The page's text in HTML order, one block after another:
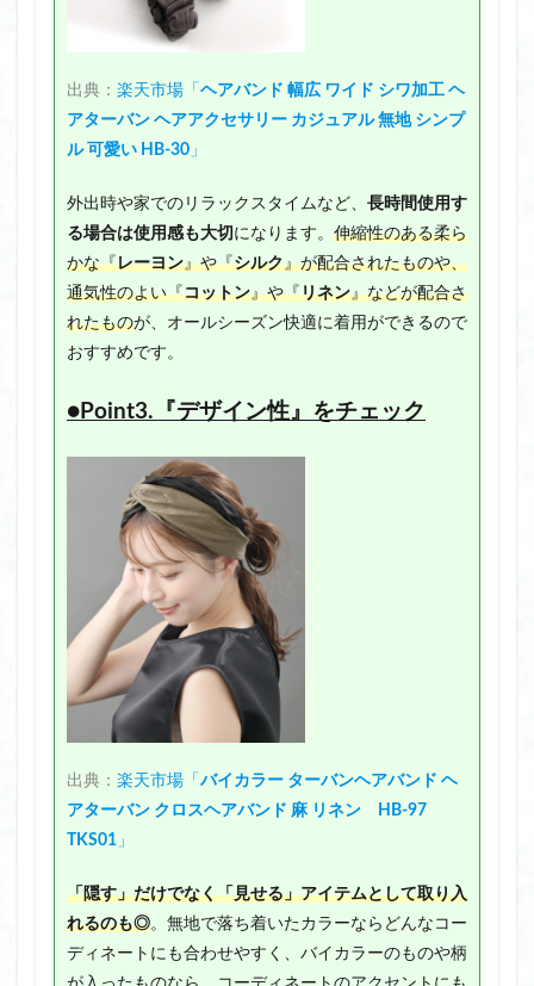
出典： 楽天市場「 ヘアバンド 幅広 ワイド シワ加工 ヘ
アターバン ヘアアクセサリー カジュアル 無地 シンプ
ル 可愛い HB-30 」
外出時や家でのリラックスタイムなど、 長時間使用す
る場合は使用感も大切 になります。 伸縮性のある柔ら
かな『レーヨン』や『シルク』が配合されたものや、
通気性のよい『コットン』や『リネン』などが配合さ
れたものが、オールシーズン快適に着用ができるので
おすすめです。
●Point3.『デザイン性』をチェック
出典： 楽天市場「 バイカラー ターバンヘアバンド ヘ
アターバン クロスヘアバンド 麻 リネン
HB-97
TKS01 」
「隠す」だけでなく「見せる」アイテムとして取り入
れるのも◎。無地で落ち着いたカラーならどんなコー
ディネートにも合わせやすく、バイカラーのものや柄